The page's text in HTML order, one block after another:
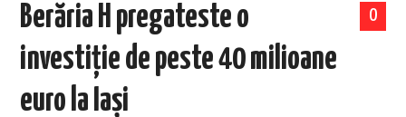
0
Berăria H pregateste o
investiție de peste 40 milioane
euro la Iași